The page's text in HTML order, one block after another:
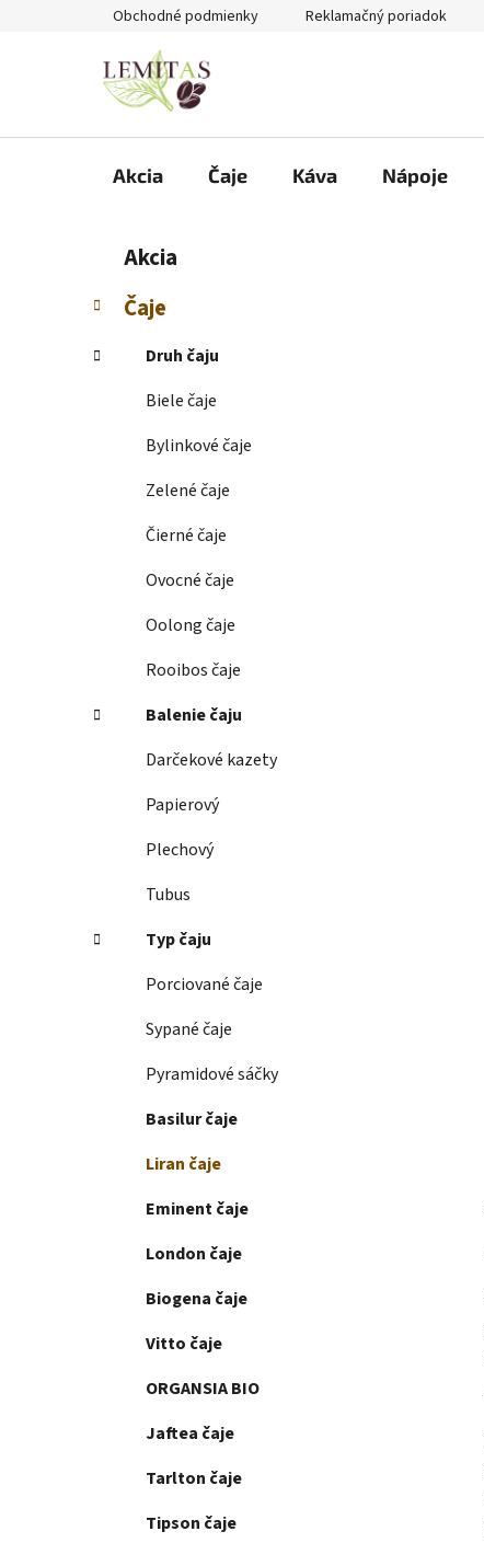
Obchodné podmienky Reklamačný poriadok
Akcia Čaje Káva Nápoje
č
ý
Preskočiť
kategórie
t
e
ó
Akcia
Čaje
Druh čaju
Biele čaje
Bylinkové čaje
Zelené čaje
Čierné čaje
Ovocné čaje
Oolong čaje
Rooibos čaje
Balenie čaju
Darčekové kazety
Papierový
Plechový
Tubus
Typ čaju
Porciované čaje
Sypané čaje
Pyramidové sáčky
Basilur čaje
Liran čaje
Eminent čaje
London čaje
Biogena čaje
Vitto čaje
ORGANSIA BIO
Jaftea čaje
Tarlton čaje
Tipson čaje